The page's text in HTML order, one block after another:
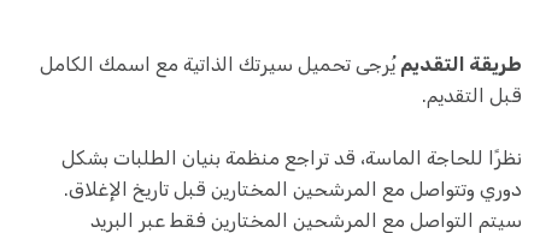
طريقة التقديم يُرجى تحميل سيرتك الذاتية مع اسمك الكامل
قبل التقديم.
نظرًا للحاجة الماسة، قد تراجع منظمة بنيان الطلبات بشكل
دوري وتتواصل مع المرشحين المختارين قبل تاريخ الإغلاق.
سيتم التواصل مع المرشحين المختارين فقط عبر البريد